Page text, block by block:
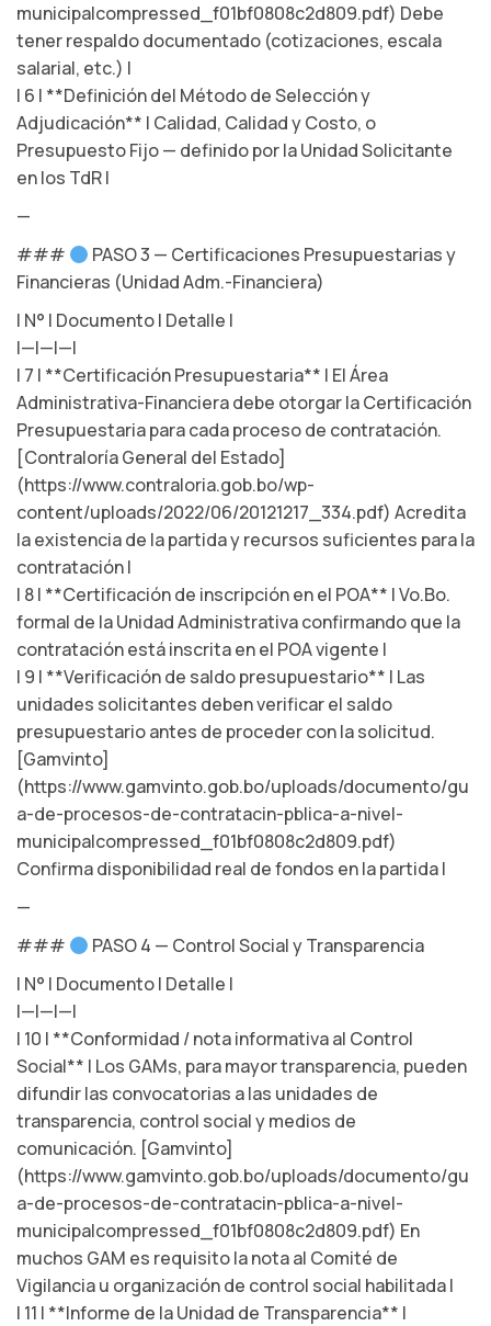
municipalcompressed_f01bf0808c2d809.pdf) Debe
tener respaldo documentado (cotizaciones, escala
salarial, etc.) |
| 6 | **Definición del Método de Selección y
Adjudicación** | Calidad, Calidad y Costo, o
Presupuesto Fijo — definido por la Unidad Solicitante
en los TdR |
—
###
PASO 3 — Certificaciones Presupuestarias y
Financieras (Unidad Adm.-Financiera)
| N° | Documento | Detalle |
|—|—|—|
| 7 | **Certificación Presupuestaria** | El Área
Administrativa-Financiera debe otorgar la Certificación
Presupuestaria para cada proceso de contratación.
[Contraloría General del Estado]
(https://www.contraloria.gob.bo/wp-
content/uploads/2022/06/20121217_334.pdf) Acredita
la existencia de la partida y recursos suficientes para la
contratación |
| 8 | **Certificación de inscripción en el POA** | Vo.Bo.
formal de la Unidad Administrativa confirmando que la
contratación está inscrita en el POA vigente |
| 9 | **Verificación de saldo presupuestario** | Las
unidades solicitantes deben verificar el saldo
presupuestario antes de proceder con la solicitud.
[Gamvinto]
(https://www.gamvinto.gob.bo/uploads/documento/gu
a-de-procesos-de-contratacin-pblica-a-nivel-
municipalcompressed_f01bf0808c2d809.pdf)
Confirma disponibilidad real de fondos en la partida |
—
###
PASO 4 — Control Social y Transparencia
| N° | Documento | Detalle |
|—|—|—|
| 10 | **Conformidad / nota informativa al Control
Social** | Los GAMs, para mayor transparencia, pueden
difundir las convocatorias a las unidades de
transparencia, control social y medios de
comunicación. [Gamvinto]
(https://www.gamvinto.gob.bo/uploads/documento/gu
a-de-procesos-de-contratacin-pblica-a-nivel-
municipalcompressed_f01bf0808c2d809.pdf) En
muchos GAM es requisito la nota al Comité de
Vigilancia u organización de control social habilitada |
| 11 | **Informe de la Unidad de Transparencia** |